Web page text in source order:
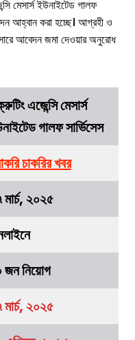
মেসার্স ইউনাইটেড গালফ
আহ্বান করা হচ্ছে। আগ্রহী ও
আবেদন জমা দেওয়ার অনুরোধ
এজেন্সি মেসার্স
গালফ সার্ভিসেস
চাকরির খবর
২০২৫
জন নিয়োগ
মার্চ, ২০২৫